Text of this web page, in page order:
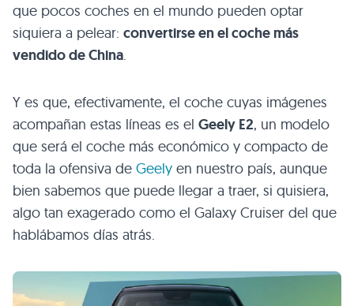
que pocos coches en el mundo pueden optar
siquiera a pelear: convertirse en el coche más
vendido de China.
Y es que, efectivamente, el coche cuyas imágenes
acompañan estas líneas es el Geely E2, un modelo
que será el coche más económico y compacto de
toda la ofensiva de Geely en nuestro país, aunque
bien sabemos que puede llegar a traer, si quisiera,
algo tan exagerado como el Galaxy Cruiser del que
hablábamos días atrás.